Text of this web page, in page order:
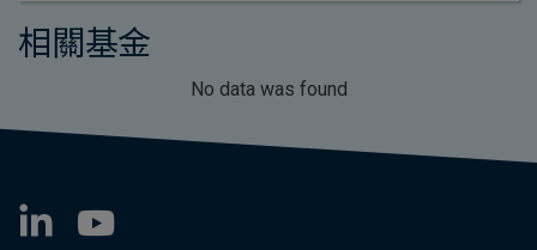
相關基金
No data was found